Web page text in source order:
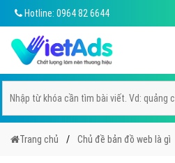
Hotline: 0964 82 6644
Trang chủ Chủ đề bản đồ web là gì